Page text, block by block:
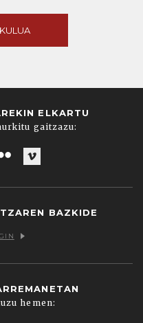
ELKARTU
gaitzazu:
BAZKIDE
hemen: